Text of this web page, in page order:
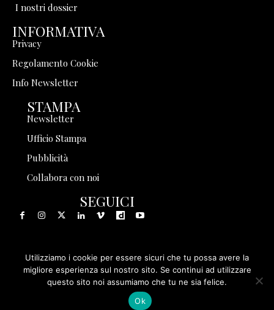
I nostri dossier
INFORMATIVA
Privacy
Regolamento Cookie
Info Newsletter
STAMPA
Newsletter
Ufficio Stampa
Pubblicità
Collabora con noi
SEGUICI
© 1999 - 2025 Storia in Rete Srl - Tutti i diritti riservati - P.
IVA 08570971005
Utilizziamo i cookie per essere sicuri che tu possa avere la
migliore esperienza sul nostro sito. Se continui ad utilizzare
questo sito noi assumiamo che tu ne sia felice.
Ok